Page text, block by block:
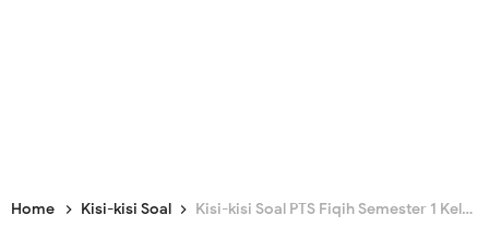
Home Kisi-kisi Soal Kisi-kisi Soal PTS Fiqih Semester 1 Kelas 1, 2, 3, 4, 5, 6 MI Sesuai KMA 183 Tahun 2022/2023